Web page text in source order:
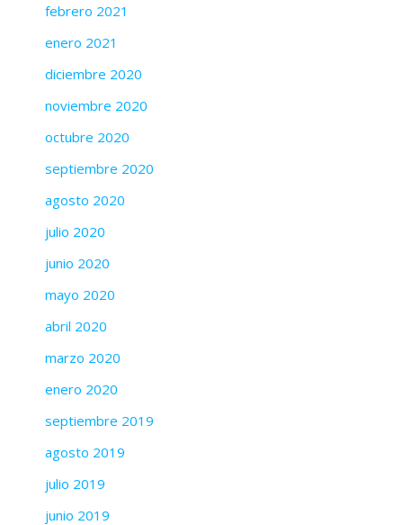
febrero 2021
enero 2021
diciembre 2020
noviembre 2020
octubre 2020
septiembre 2020
agosto 2020
julio 2020
junio 2020
mayo 2020
abril 2020
marzo 2020
enero 2020
septiembre 2019
agosto 2019
julio 2019
junio 2019